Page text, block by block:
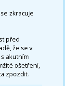
zkracuje
před
že se v
akutním
ošetření,
zpozdit.